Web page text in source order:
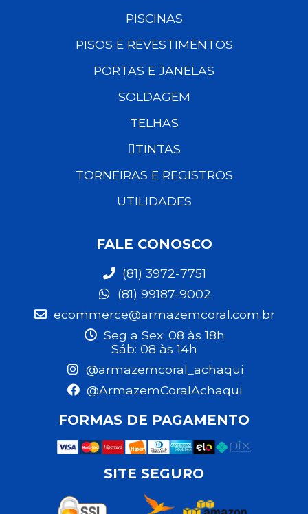
PISCINAS
PISOS E REVESTIMENTOS
PORTAS E JANELAS
SOLDAGEM
TELHAS
TINTAS
TORNEIRAS E REGISTROS
UTILIDADES
FALE CONOSCO
(81) 3972-7751
(81) 99187-9002
ecommerce@armazemcoral.com.br
Seg a Sex: 08 às 18h
Sáb: 08 às 14h
@armazemcoral_achaqui
@ArmazemCoralAchaqui
FORMAS DE PAGAMENTO
SITE SEGURO